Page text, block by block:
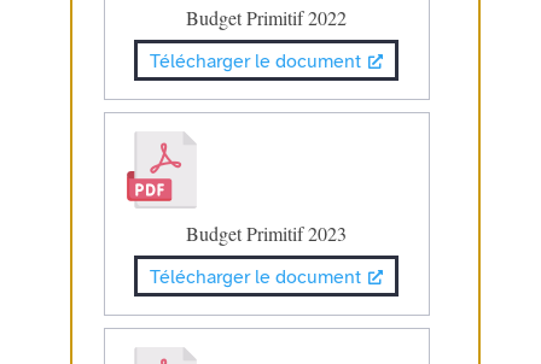
Budget Primitif 2022
Télécharger le document
Budget Primitif 2023
Télécharger le document